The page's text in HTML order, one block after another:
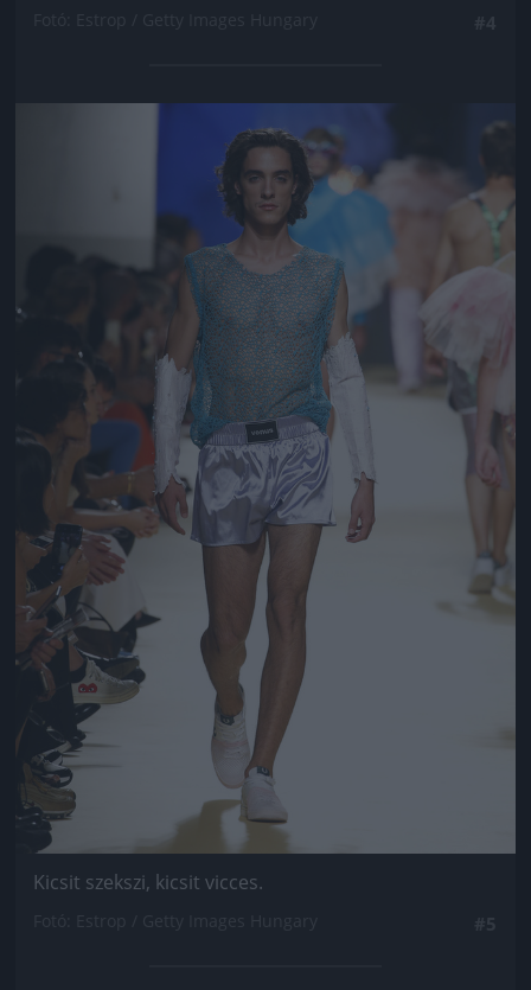
Jön még kép!
Kicsit szekszi, kicsit vicces.